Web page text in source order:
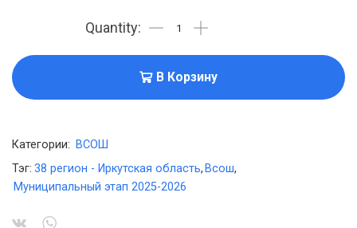
В Корзину
Категории: ВСОШ
Тэг: 38 регион - Иркутская область, Всош,
Муниципальный этап 2025-2026